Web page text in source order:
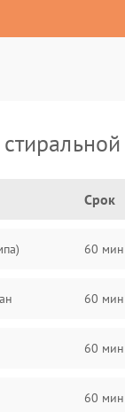
Срок
60 мин
60 мин
60 мин
60 мин